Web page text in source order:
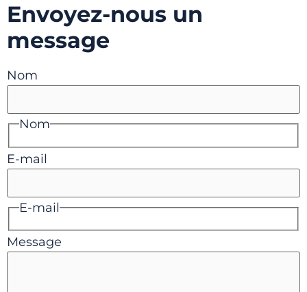
Envoyez-nous un
message
Nom
Nom
E-mail
E-mail
Message